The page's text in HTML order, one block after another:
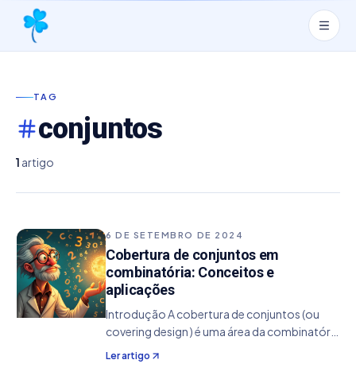
TAG
conjuntos
1 artigo
6 DE SETEMBRO DE 2024
Cobertura de conjuntos em
combinatória: Conceitos e
aplicações
Introdução A cobertura de conjuntos (ou
covering design ) é uma área da combinatória
que estuda como escolher subconjuntos de
um conjunto maior de forma que certos
Ler artigo